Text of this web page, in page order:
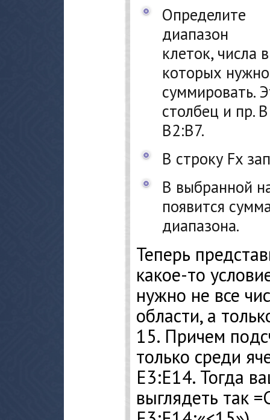
Определите
диапазон
клеток, числа в
которых нужно
суммировать.
столбец и пр.
В2:В7.
В строку Fx
В выбранной
появится
диапазона.
Теперь
какое-то
нужно не все
области, а
15. Причем
только среди
Е3:Е14. Тогда
выглядеть